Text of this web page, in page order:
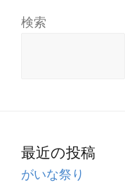
検索
最近の投稿
がいな祭り